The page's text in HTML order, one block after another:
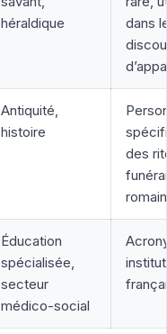
héraldique
dans
Antiquité,
histoire
des
Éducation
spécialisée,
secteur
médico-social